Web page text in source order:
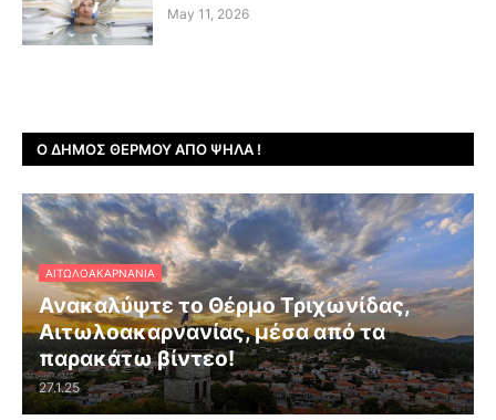
May 11, 2026
Ο ΔΉΜΟΣ ΘΈΡΜΟΥ ΑΠΌ ΨΗΛΆ !
ΑΙΤΩΛΟΑΚΑΡΝΑΝΊΑ
Ανακαλύψτε το Θέρμο Τριχωνίδας,
Αιτωλοακαρνανίας, μέσα από τα
παρακάτω βίντεο!
27.1.25